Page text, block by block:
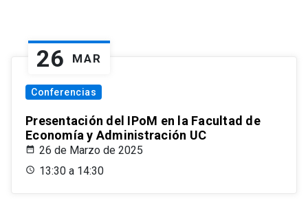
26 MAR
Conferencias
Presentación del IPoM en la Facultad de
Economía y Administración UC
26 de Marzo de 2025
13:30 a 14:30